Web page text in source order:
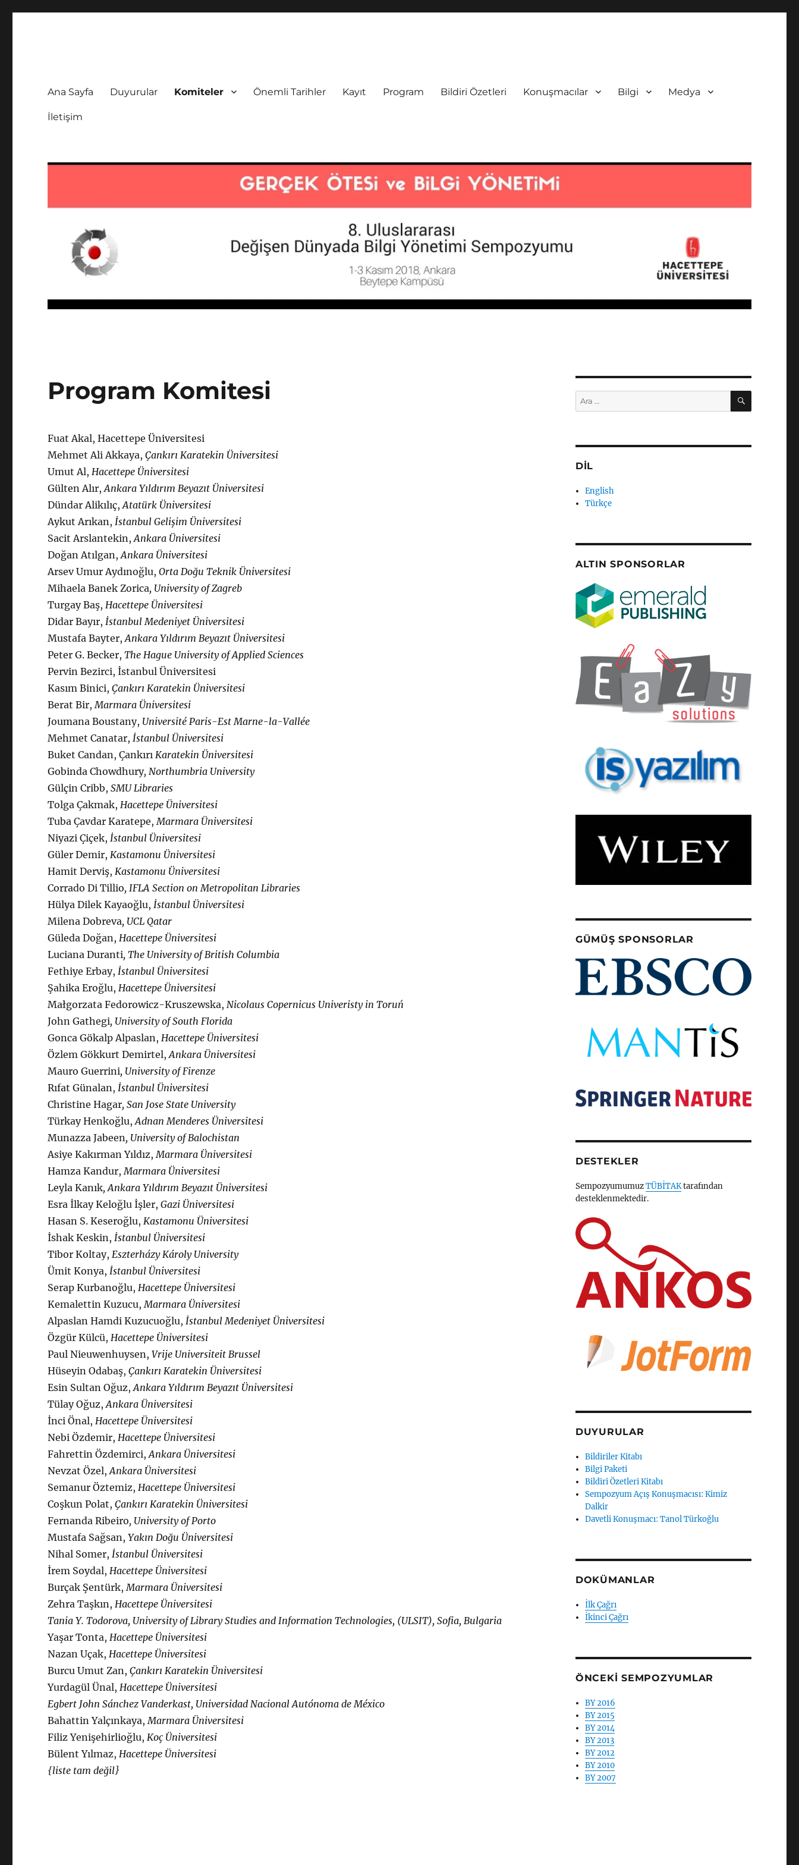
Ana Sayfa Duyurular Komiteler Önemli Tarihler Kayıt Program Bildiri Özetleri Konuşmacılar Bilgi Medya
İletişim
Program Komitesi
Fuat Akal, Hacettepe Üniversitesi
Mehmet Ali Akkaya,Çankırı Karatekin Üniversitesi
Umut Al, Hacettepe Üniversitesi
Gülten Alır,Ankara Yıldırım Beyazıt Üniversitesi
Dündar Alikılıç,Atatürk Üniversitesi
Aykut Arıkan, İstanbul Gelişim Üniversitesi
Sacit Arslantekin,Ankara Üniversitesi
Doğan Atılgan,Ankara Üniversitesi
Arsev Umur Aydınoğlu,Orta Doğu Teknik Üniversitesi
Mihaela Banek Zorica, University of Zagreb
Turgay Baş, Hacettepe Üniversitesi
Didar Bayır, İstanbul Medeniyet Üniversitesi
Mustafa Bayter,Ankara Yıldırım Beyazıt Üniversitesi
Peter G. Becker,The Hague University of Applied Sciences
Pervin Bezirci, İstanbul Üniversitesi
Kasım Binici,Çankırı Karatekin Üniversitesi
Berat Bir, Marmara Üniversitesi
Joumana Boustany, Université Paris-Est Marne-la-Vallée
Mehmet Canatar, İstanbul Üniversitesi
Buket Candan, Çankırı Karatekin Üniversitesi
Gobinda Chowdhury, Northumbria University
Gülçin Cribb, SMU Libraries
Tolga Çakmak, Hacettepe Üniversitesi
Tuba Çavdar Karatepe, Marmara Üniversitesi
Niyazi Çiçek, İstanbul Üniversitesi
Güler Demir, Kastamonu Üniversitesi
Hamit Derviş, Kastamonu Üniversitesi
Corrado Di Tillio, IFLA Section on Metropolitan Libraries
Hülya Dilek Kayaoğlu, İstanbul Üniversitesi
Milena Dobreva, UCL Qatar
Güleda Doğan, Hacettepe Üniversitesi
Luciana Duranti, The University of British Columbia
Fethiye Erbay, İstanbul Üniversitesi
Şahika Eroğlu, Hacettepe Üniversitesi
Małgorzata Fedorowicz-Kruszewska, Nicolaus Copernicus Univeristy in Toruń
John Gathegi, University of South Florida
Gonca Gökalp Alpaslan, Hacettepe Üniversitesi
Özlem Gökkurt Demirtel,Ankara Üniversitesi
Mauro Guerrini, University of Firenze
Rıfat Günalan, İstanbul Üniversitesi
Christine Hagar, San Jose State University
Türkay Henkoğlu, Adnan Menderes Üniversitesi
Munazza Jabeen, University of Balochistan
Asiye Kakırman Yıldız, Marmara Üniversitesi
Hamza Kandur, Marmara Üniversitesi
Leyla Kanık, Ankara Yıldırım Beyazıt Üniversitesi
Esra İlkay Keloğlu İşler,Gazi Üniversitesi
Hasan S. Keseroğlu, Kastamonu Üniversitesi
İshak Keskin, İstanbul Üniversitesi
Tibor Koltay, Eszterházy Károly University
Ümit Konya, İstanbul Üniversitesi
Serap Kurbanoğlu, Hacettepe Üniversitesi
Kemalettin Kuzucu, Marmara Üniversitesi
Alpaslan Hamdi Kuzucuoğlu, İstanbul Medeniyet Üniversitesi
Özgür Külcü, Hacettepe Üniversitesi
Paul Nieuwenhuysen,Vrije Universiteit Brussel
Hüseyin Odabaş,Çankırı Karatekin Üniversitesi
Esin Sultan Oğuz,Ankara Yıldırım Beyazıt Üniversitesi
Tülay Oğuz,Ankara Üniversitesi
İnci Önal, Hacettepe Üniversitesi
Nebi Özdemir, Hacettepe Üniversitesi
Fahrettin Özdemirci,Ankara Üniversitesi
Nevzat Özel,Ankara Üniversitesi
Semanur Öztemiz, Hacettepe Üniversitesi
Coşkun Polat,Çankırı Karatekin Üniversitesi
Fernanda Ribeiro, University of Porto
Mustafa Sağsan,Yakın Doğu Üniversitesi
Nihal Somer, İstanbul Üniversitesi
İrem Soydal, Hacettepe Üniversitesi
Burçak Şentürk, Marmara Üniversitesi
Zehra Taşkın, Hacettepe Üniversitesi
Tania Y. Todorova, University of Library Studies and Information Technologies, (ULSIT), Sofia, Bulgaria
Yaşar Tonta, Hacettepe Üniversitesi
Nazan Uçak, Hacettepe Üniversitesi
Burcu Umut Zan,Çankırı Karatekin Üniversitesi
Yurdagül Ünal, Hacettepe Üniversitesi
Egbert John Sánchez Vanderkast, Universidad Nacional Autónoma de México
Bahattin Yalçınkaya, Marmara Üniversitesi
Filiz Yenişehirlioğlu, Koç Üniversitesi
Bülent Yılmaz, Hacettepe Üniversitesi
{liste tam değil}
Ara: ARA
DİL
English
Türkçe
ALTIN SPONSORLAR
GÜMÜŞ SPONSORLAR
DESTEKLER
SempozyumumuzTÜBİTAKtarafından
desteklenmektedir.
DUYURULAR
Bildiriler Kitabı
Bilgi Paketi
Bildiri Özetleri Kitabı
Sempozyum Açış Konuşmacısı: Kimiz
Dalkir
Davetli Konuşmacı: Tanol Türkoğlu
DOKÜMANLAR
İlk Çağrı
İkinci Çağrı
ÖNCEKI SEMPOZYUMLAR
BY 2016
BY 2015
BY 2014
BY 2013
BY 2012
BY 2010
BY 2007